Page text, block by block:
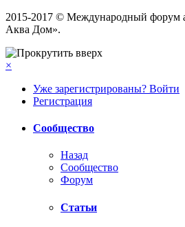
2015-2017 © Международный форум
Аква Дом».
×
Уже зарегистрированы? Войти
Регистрация
Сообщество
Назад
Сообщество
Форум
Статьи